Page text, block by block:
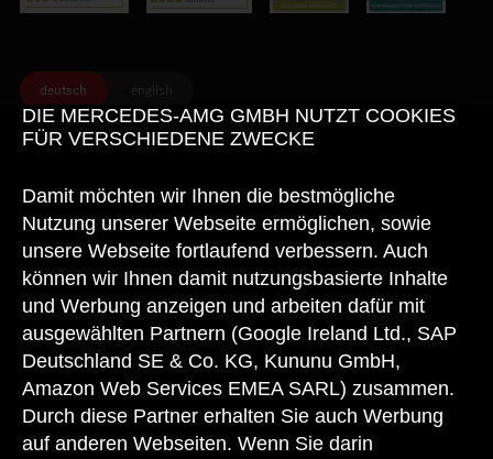
deutsch english
© 2026 Mercedes-AMG GmbH. Alle Rechte vorbehalten.
Weitere Informationen zum offiziellen Kraftstoffverbrauch und den
offiziellen spezifischen CO 2-Emissionen neuer Personenkraftwagen
können dem "Leitfaden über den Kraftstoffverbrauch, die CO2-
Emissionen und den Stromverbrauch" neuer Personenkraftwagen
entnommen werden, der an allen Verkaufsstellen und bei der
Deutschen Automobil Treuhand GmbH unterwww.dat.deunentgeltlich
erhältlich ist.
Die angegebenen Werte sind die ermittelten "WLTP-CO -Werte" i.S.v.
Art. 2 Nr. 3 Durchführungsverordnung (EU) 2017/1153. Die
Kraftstoffverbrauchswerte wurden auf Basis dieser Werte errechnet.
DIE MERCEDES-AMG GMBH NUTZT COOKIES
FÜR VERSCHIEDENE ZWECKE
Damit möchten wir Ihnen die bestmögliche
Nutzung unserer Webseite ermöglichen, sowie
unsere Webseite fortlaufend verbessern. Auch
können wir Ihnen damit nutzungsbasierte Inhalte
und Werbung anzeigen und arbeiten dafür mit
ausgewählten Partnern (Google Ireland Ltd., SAP
Deutschland SE & Co. KG, Kununu GmbH,
Amazon Web Services EMEA SARL) zusammen.
Durch diese Partner erhalten Sie auch Werbung
auf anderen Webseiten. Wenn Sie darin